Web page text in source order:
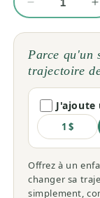
Réduire
la
quantité
de
Collagène
marin
corps
entier
99g
la
Parce qu'un
trajectoire
J'ajoute
1 $
Offrez à un
changer sa
simplement,